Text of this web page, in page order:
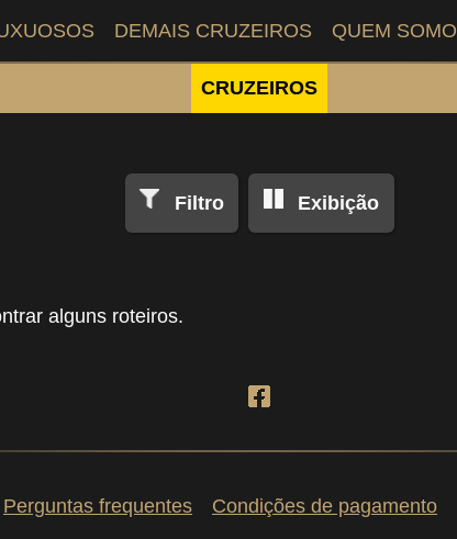
DEMAIS CRUZEIROS QUEM
CRUZEIROS
Filtro Exibição
alguns roteiros.
Perguntas frequentes Condições de pagamento